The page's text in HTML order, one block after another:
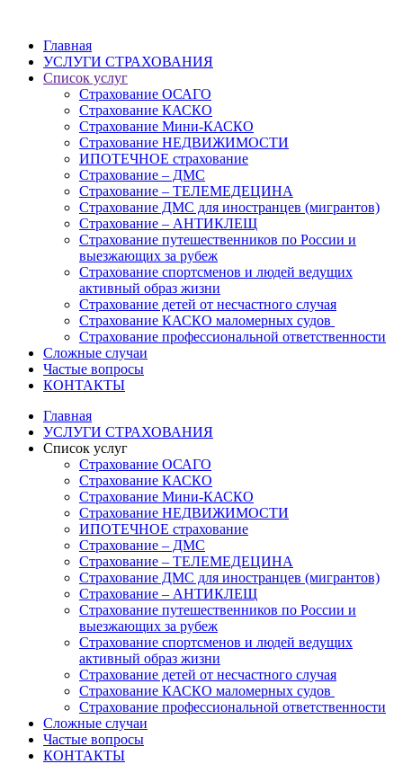
Главная
УСЛУГИ СТРАХОВАНИЯ
Список услуг
Страхование ОСАГО
Страхование КАСКО
Страхование Мини-КАСКО
Страхование НЕДВИЖИМОСТИ
ИПОТЕЧНОЕ страхование
Страхование – ДМС
Страхование – ТЕЛЕМЕДЕЦИНА
Страхование ДМС для иностранцев (мигрантов)
Страхование – АНТИКЛЕЩ
Страхование путешественников по России и
выезжающих за рубеж
Страхование спортсменов и людей ведущих
активный образ жизни
Страхование детей от несчастного случая
Страхование КАСКО маломерных судов
Страхование профессиональной ответственности
Сложные случаи
Частые вопросы
КОНТАКТЫ
Главная
УСЛУГИ СТРАХОВАНИЯ
Список услуг
Страхование ОСАГО
Страхование КАСКО
Страхование Мини-КАСКО
Страхование НЕДВИЖИМОСТИ
ИПОТЕЧНОЕ страхование
Страхование – ДМС
Страхование – ТЕЛЕМЕДЕЦИНА
Страхование ДМС для иностранцев (мигрантов)
Страхование – АНТИКЛЕЩ
Страхование путешественников по России и
выезжающих за рубеж
Страхование спортсменов и людей ведущих
активный образ жизни
Страхование детей от несчастного случая
Страхование КАСКО маломерных судов
Страхование профессиональной ответственности
Сложные случаи
Частые вопросы
КОНТАКТЫ